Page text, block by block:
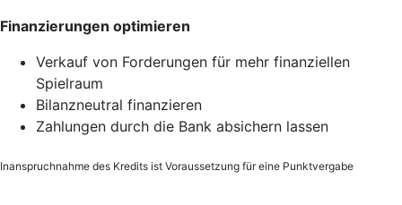
Finanzierungen optimieren
Verkauf von Forderungen für mehr finanziellen
Spielraum
Bilanzneutral finanzieren
Zahlungen durch die Bank absichern lassen
Inanspruchnahme des Kredits ist Voraussetzung für eine Punktvergabe